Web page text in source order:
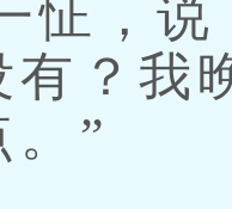
，说
有？我
。”